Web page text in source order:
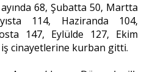
68, Şubatta 50, Martta
114, Haziranda 104,
147, Eylülde 127, Ekim
iş cinayetlerine kurban gitti.